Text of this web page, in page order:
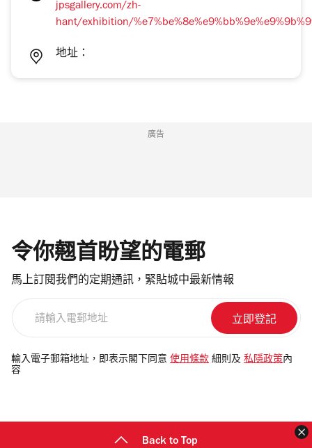
jpsgallery.com/zh-
hant/exhibition/
地址：
廣告
令你翹首盼望的電郵
馬上訂閱我們的定期通訊，緊貼城中最新情報
電
郵
輸入電子郵箱地址，即表示閣下同意 使用條款 細則及 私隱政策 內
容
Back to Top